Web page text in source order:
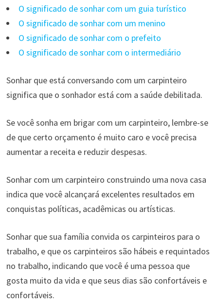
O significado de sonhar com um guia turístico
O significado de sonhar com um menino
O significado de sonhar com o prefeito
O significado de sonhar com o intermediário
Sonhar que está conversando com um carpinteiro
significa que o sonhador está com a saúde debilitada.
Se você sonha em brigar com um carpinteiro, lembre-se
de que certo orçamento é muito caro e você precisa
aumentar a receita e reduzir despesas.
Sonhar com um carpinteiro construindo uma nova casa
indica que você alcançará excelentes resultados em
conquistas políticas, acadêmicas ou artísticas.
Sonhar que sua família convida os carpinteiros para o
trabalho, e que os carpinteiros são hábeis e requintados
no trabalho, indicando que você é uma pessoa que
gosta muito da vida e que seus dias são confortáveis ​​e
confortáveis.